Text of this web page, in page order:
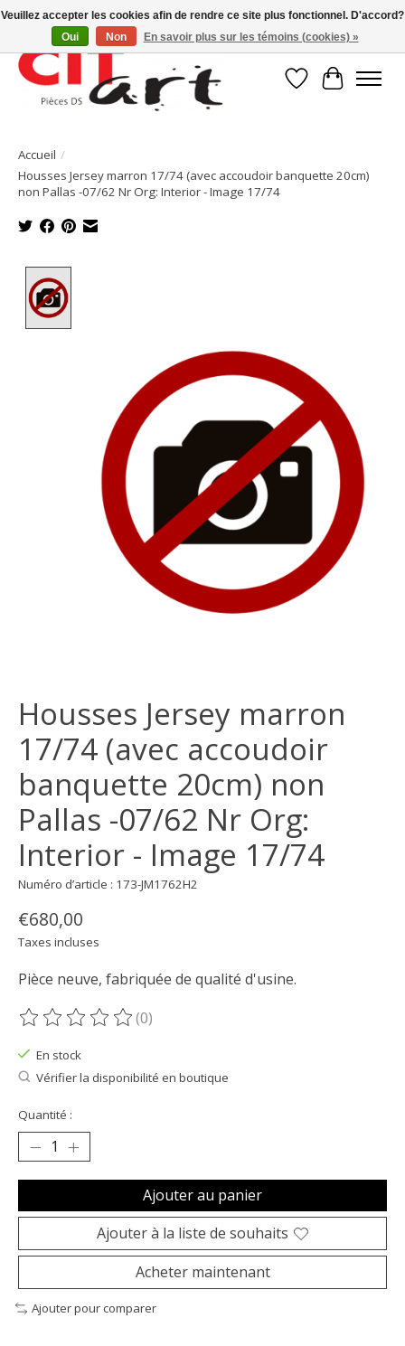
Liste dePanier
Accueil /
Housses Jersey marron 17/74 (avec accoudoir banquette 20cm)
non Pallas -07/62 Nr Org: Interior - Image 17/74
Housses Jersey marron
17/74 (avec accoudoir
banquette 20cm) non
Pallas -07/62 Nr Org:
Interior - Image 17/74
Numéro d’article : 173-JM1762H2
€680,00
Taxes incluses
Pièce neuve, fabriquée de qualité d'usine.
Ce produit est évalué à
(0)
En stock
Vérifier la disponibilité en boutique
Quantité :
Ajouter au panier
Ajouter à la liste de souhaits
Acheter maintenant
Ajouter pour comparer
Veuillez accepter les cookies afin de rendre ce site plus fonctionnel. D'accord?
Oui
Non En savoir plus sur les témoins (cookies) »